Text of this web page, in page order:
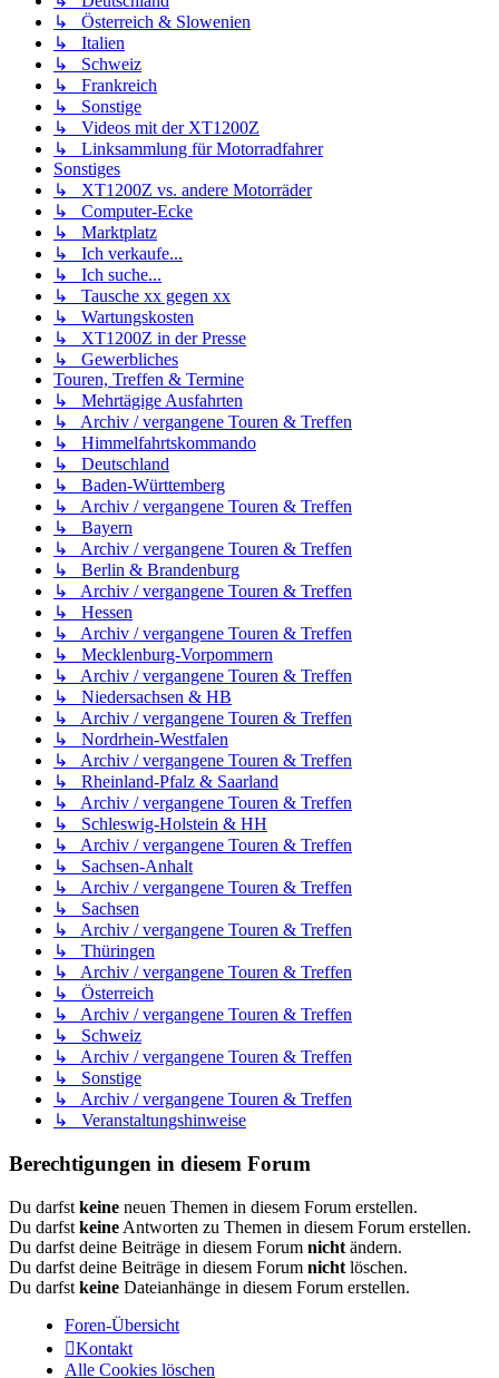
↳ Österreich & Slowenien
↳ Italien
↳ Schweiz
↳ Frankreich
↳ Sonstige
↳ Videos mit der XT1200Z
↳ Linksammlung für Motorradfahrer
Sonstiges
↳ XT1200Z vs. andere Motorräder
↳ Computer-Ecke
↳ Marktplatz
↳ Ich verkaufe...
↳ Ich suche...
↳ Tausche xx gegen xx
↳ Wartungskosten
↳ XT1200Z in der Presse
↳ Gewerbliches
Touren, Treffen & Termine
↳ Mehrtägige Ausfahrten
↳ Archiv / vergangene Touren & Treffen
↳ Himmelfahrtskommando
↳ Deutschland
↳ Baden-Württemberg
↳ Archiv / vergangene Touren & Treffen
↳ Bayern
↳ Archiv / vergangene Touren & Treffen
↳ Berlin & Brandenburg
↳ Archiv / vergangene Touren & Treffen
↳ Hessen
↳ Archiv / vergangene Touren & Treffen
↳ Mecklenburg-Vorpommern
↳ Archiv / vergangene Touren & Treffen
↳ Niedersachsen & HB
↳ Archiv / vergangene Touren & Treffen
↳ Nordrhein-Westfalen
↳ Archiv / vergangene Touren & Treffen
↳ Rheinland-Pfalz & Saarland
↳ Archiv / vergangene Touren & Treffen
↳ Schleswig-Holstein & HH
↳ Archiv / vergangene Touren & Treffen
↳ Sachsen-Anhalt
↳ Archiv / vergangene Touren & Treffen
↳ Sachsen
↳ Archiv / vergangene Touren & Treffen
↳ Thüringen
↳ Archiv / vergangene Touren & Treffen
↳ Österreich
↳ Archiv / vergangene Touren & Treffen
↳ Schweiz
↳ Archiv / vergangene Touren & Treffen
↳ Sonstige
↳ Archiv / vergangene Touren & Treffen
↳ Veranstaltungshinweise
Berechtigungen in diesem Forum
Du darfst keine neuen Themen in diesem Forum erstellen.
Du darfst keine Antworten zu Themen in diesem Forum erstellen.
Du darfst deine Beiträge in diesem Forum nicht ändern.
Du darfst deine Beiträge in diesem Forum nicht löschen.
Du darfst keine Dateianhänge in diesem Forum erstellen.
Foren-Übersicht
Kontakt
Alle Cookies löschen